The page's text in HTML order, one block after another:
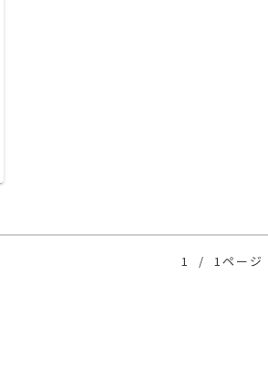
1 / 1ページ